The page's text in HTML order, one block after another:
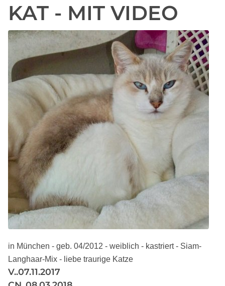
KAT - MIT VIDEO
in München - geb. 04/2012 - weiblich - kastriert - Siam-
Langhaar-Mix - liebe traurige Katze
V..07.11.2017